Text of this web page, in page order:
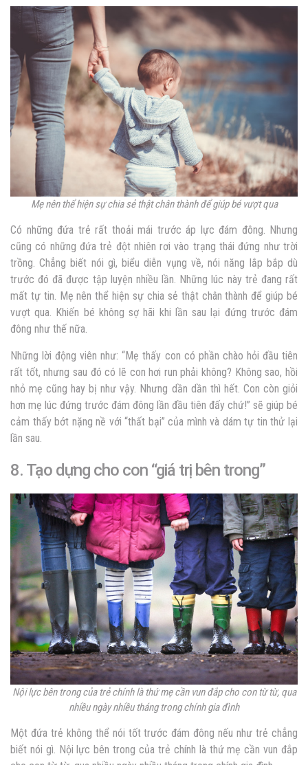
Mẹ nên thể hiện sự chia sẻ thật chân thành để giúp bé vượt qua
Có những đứa trẻ rất thoải mái trước áp lực đám đông. Nhưng
cũng có những đứa trẻ đột nhiên rơi vào trạng thái đứng như trời
trồng. Chẳng biết nói gì, biểu diễn vụng về, nói năng lắp bắp dù
trước đó đã được tập luyện nhiều lần. Những lúc này trẻ đang rất
mất tự tin. Mẹ nên thể hiện sự chia sẻ thật chân thành để giúp bé
vượt qua. Khiến bé không sợ hãi khi lần sau lại đứng trước đám
đông như thế nữa.
Những lời động viên như: “Mẹ thấy con có phần chào hỏi đầu tiên
rất tốt, nhưng sau đó có lẽ con hơi run phải không? Không sao, hồi
nhỏ mẹ cũng hay bị như vậy. Nhưng dần dần thì hết. Con còn giỏi
hơn mẹ lúc đứng trước đám đông lần đầu tiên đấy chứ!” sẽ giúp bé
cảm thấy bớt nặng nề với “thất bại” của mình và dám tự tin thử lại
lần sau.
8. Tạo dựng cho con “giá trị bên trong”
Nội lực bên trong của trẻ chính là thứ mẹ cần vun đắp cho con từ từ, qua
nhiều ngày nhiều tháng trong chính gia đình
Một đứa trẻ không thể nói tốt trước đám đông nếu như trẻ chẳng
biết nói gì. Nội lực bên trong của trẻ chính là thứ mẹ cần vun đắp